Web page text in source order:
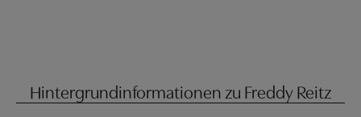
Hintergrundinformationen zu Freddy Reitz